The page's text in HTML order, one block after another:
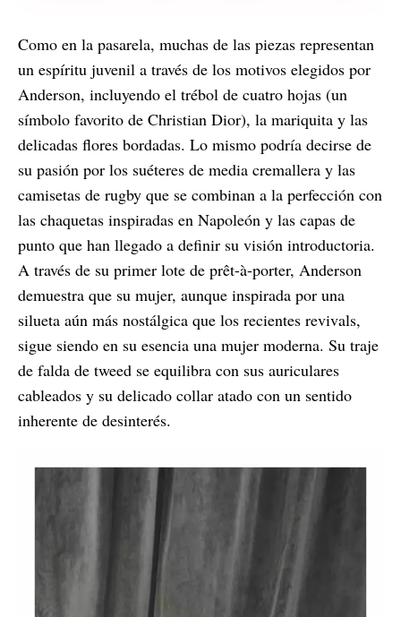
Como en la pasarela, muchas de las piezas representan
un espíritu juvenil a través de los motivos elegidos por
Anderson, incluyendo el trébol de cuatro hojas (un
símbolo favorito de Christian Dior), la mariquita y las
delicadas flores bordadas. Lo mismo podría decirse de
su pasión por los suéteres de media cremallera y las
camisetas de rugby que se combinan a la perfección con
las chaquetas inspiradas en Napoleón y las capas de
punto que han llegado a definir su visión introductoria.
A través de su primer lote de prêt-à-porter, Anderson
demuestra que su mujer, aunque inspirada por una
silueta aún más nostálgica que los recientes revivals,
sigue siendo en su esencia una mujer moderna. Su traje
de falda de tweed se equilibra con sus auriculares
cableados y su delicado collar atado con un sentido
inherente de desinterés.